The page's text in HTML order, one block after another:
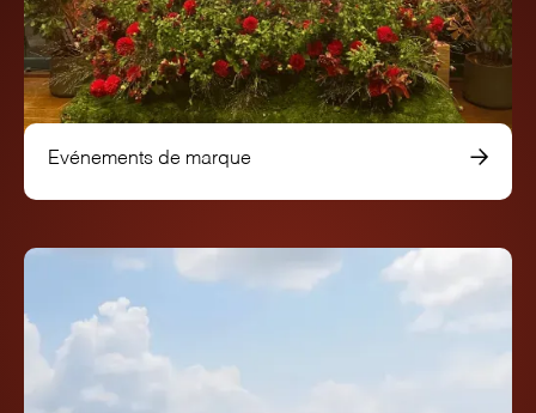
Evénements de marque